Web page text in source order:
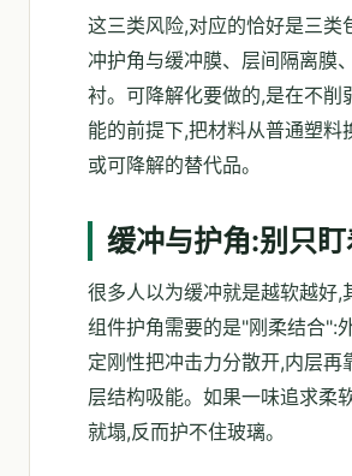
这三类风险,对应的恰好是三类
冲护角与缓冲膜、层间隔离膜
衬。可降解化要做的,是在不削
能的前提下,把材料从普通塑料
或可降解的替代品。
缓冲与护角:别只
很多人以为缓冲就是越软越好,
组件护角需要的是"刚柔结合":
定刚性把冲击力分散开,内层再
层结构吸能。如果一味追求柔
就塌,反而护不住玻璃。